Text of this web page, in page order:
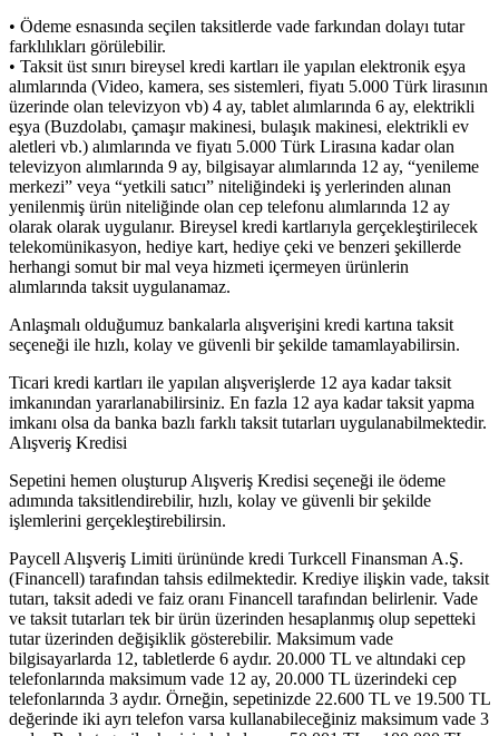
• Ödeme esnasında seçilen taksitlerde vade farkından dolayı tutar
farklılıkları görülebilir.
• Taksit üst sınırı bireysel kredi kartları ile yapılan elektronik eşya
alımlarında (Video, kamera, ses sistemleri, fiyatı 5.000 Türk lirasının
üzerinde olan televizyon vb) 4 ay, tablet alımlarında 6 ay, elektrikli
eşya (Buzdolabı, çamaşır makinesi, bulaşık makinesi, elektrikli ev
aletleri vb.) alımlarında ve fiyatı 5.000 Türk Lirasına kadar olan
televizyon alımlarında 9 ay, bilgisayar alımlarında 12 ay, “yenileme
merkezi” veya “yetkili satıcı” niteliğindeki iş yerlerinden alınan
yenilenmiş ürün niteliğinde olan cep telefonu alımlarında 12 ay
olarak olarak uygulanır. Bireysel kredi kartlarıyla gerçekleştirilecek
telekomünikasyon, hediye kart, hediye çeki ve benzeri şekillerde
herhangi somut bir mal veya hizmeti içermeyen ürünlerin
alımlarında taksit uygulanamaz.
Anlaşmalı olduğumuz bankalarla alışverişini kredi kartına taksit
seçeneği ile hızlı, kolay ve güvenli bir şekilde tamamlayabilirsin.
Ticari kredi kartları ile yapılan alışverişlerde 12 aya kadar taksit
imkanından yararlanabilirsiniz. En fazla 12 aya kadar taksit yapma
imkanı olsa da banka bazlı farklı taksit tutarları uygulanabilmektedir.
Alışveriş Kredisi
Sepetini hemen oluşturup Alışveriş Kredisi seçeneği ile ödeme
adımında taksitlendirebilir, hızlı, kolay ve güvenli bir şekilde
işlemlerini gerçekleştirebilirsin.
Paycell Alışveriş Limiti ürününde kredi Turkcell Finansman A.Ş.
(Financell) tarafından tahsis edilmektedir. Krediye ilişkin vade, taksit
tutarı, taksit adedi ve faiz oranı Financell tarafından belirlenir. Vade
ve taksit tutarları tek bir ürün üzerinden hesaplanmış olup sepetteki
tutar üzerinden değişiklik gösterebilir. Maksimum vade
bilgisayarlarda 12, tabletlerde 6 aydır. 20.000 TL ve altındaki cep
telefonlarında maksimum vade 12 ay, 20.000 TL üzerindeki cep
telefonlarında 3 aydır. Örneğin, sepetinizde 22.600 TL ve 19.500 TL
değerinde iki ayrı telefon varsa kullanabileceğiniz maksimum vade 3